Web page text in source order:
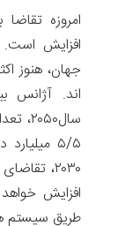
امروزه
افزایش است.
جهان، هنوز
اند. آژانس
۵/۵
افزایش
طریق سیستم